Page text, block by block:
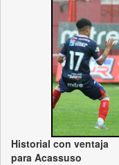
Historial con ventaja
para Acassuso